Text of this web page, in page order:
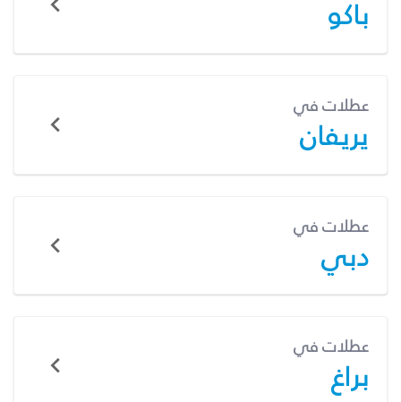
باكو
عطلات في
يريفان
عطلات في
دبي
عطلات في
براغ